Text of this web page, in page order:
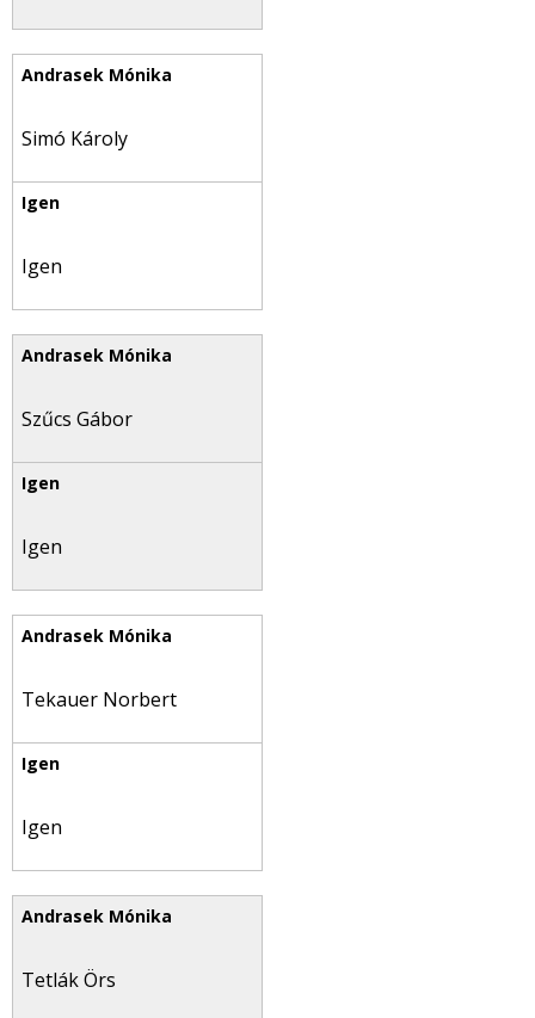
Simó Károly
Igen
Szűcs Gábor
Igen
Tekauer Norbert
Igen
Tetlák Örs